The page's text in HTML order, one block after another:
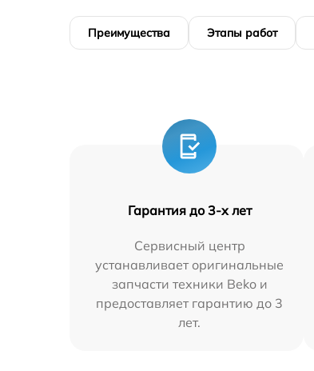
Преимущества Этапы работ
Гарантия до 3-х лет
Сервисный центр
устанавливает оригинальные
запчасти техники Beko и
предоставляет гарантию до 3
лет.